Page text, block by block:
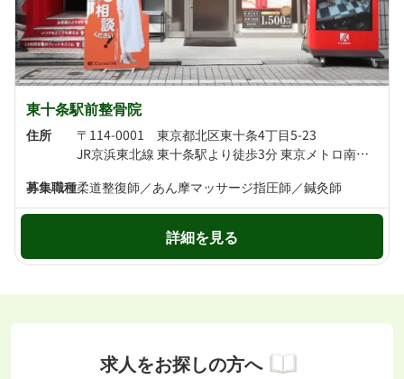
東十条駅前整骨院
住所
〒114-0001 東京都北区東十条4丁目5-23
JR京浜東北線 東十条駅より徒歩3分 東京メトロ南北線 王子神谷駅より徒歩9分
募集職種柔道整復師／あん摩マッサージ指圧師／鍼灸師
詳細を見る
求人をお探しの方へ